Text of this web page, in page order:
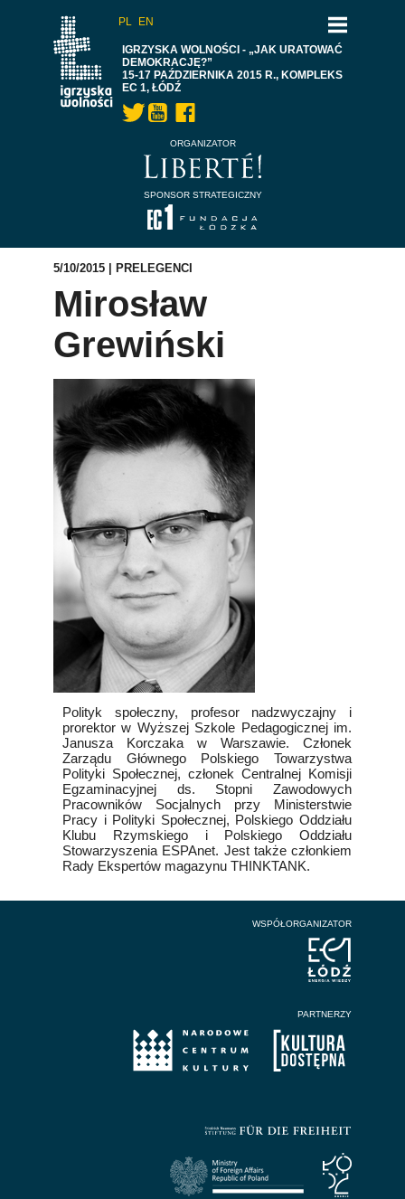
PL EN
IGRZYSKA WOLNOŚCI - „JAK URATOWAĆ
DEMOKRACJĘ?”
15-17 PAŹDZIERNIKA 2015 R., KOMPLEKS
EC 1, ŁÓDŹ
ORGANIZATOR
SPONSOR STRATEGICZNY
5/10/2015 | PRELEGENCI
Mirosław
Grewiński
Polityk społeczny, profesor nadzwyczajny i
prorektor w Wyższej Szkole Pedagogicznej im.
Janusza Korczaka w Warszawie. Członek
Zarządu Głównego Polskiego Towarzystwa
Polityki Społecznej, członek Centralnej Komisji
Egzaminacyjnej ds. Stopni Zawodowych
Pracowników Socjalnych przy Ministerstwie
Pracy i Polityki Społecznej, Polskiego Oddziału
Klubu Rzymskiego i Polskiego Oddziału
Stowarzyszenia ESPAnet. Jest także członkiem
Rady Ekspertów magazynu THINKTANK.
WSPÓŁORGANIZATOR
PARTNERZY